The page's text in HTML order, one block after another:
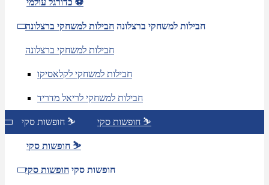
כדורגל עולמי ⚽
חבילות למשחקי ברצלונה חבילות למשחקי ברצלונה
חבילות למשחקי ברצלונה
חבילות למשחקי לקלאסיקו
חבילות למשחקי לריאל מדריד
חופשות סקי ⛷️ חופשות סקי ⛷️
חופשות סקי ⛷️
חופשות סקי חופשות סקי